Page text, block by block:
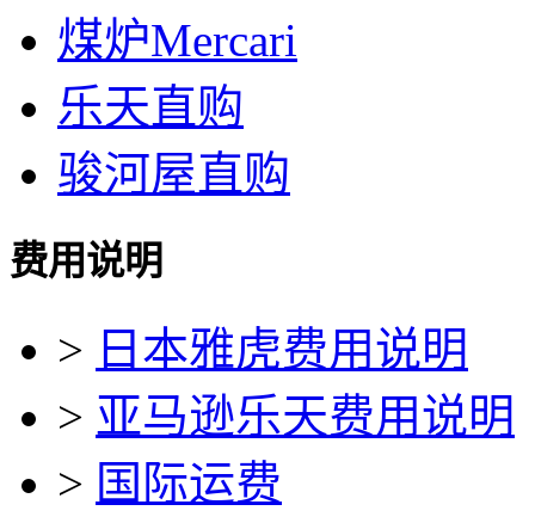
煤炉Mercari
乐天直购
骏河屋直购
费用说明
> 日本雅虎费用说明
> 亚马逊乐天费用说明
> 国际运费